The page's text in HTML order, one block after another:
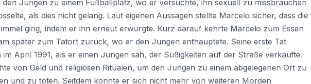
Jungen zu einem Fußballplatz, wo er versuchte, ihn sexuell zu missbrauchen
als dies nicht gelang. Laut eigenen Aussagen stellte Marcelo sicher, dass die
ging, indem er ihn erneut erwürgte. Kurz darauf kehrte Marcelo zum Essen
später zum Tatort zurück, wo er den Jungen enthauptete. Seine erste Tat
April 1991, als er einen Jungen sah, der Süßigkeiten auf der Straße verkaufte.
von Geld und religiösen Ritualen, um den Jungen zu einem abgelegenen Ort zu
und zu töten. Seitdem konnte er sich nicht mehr von weiteren Morden